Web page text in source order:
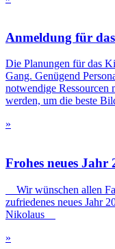
Anmeldung für
Die Planungen für das
Gang. Genügend
notwendige Ressourcen
werden, um die beste
»
Frohes neues Jahr
Wir wünschen allen
zufriedenes neues Jahr
Nikolaus
»